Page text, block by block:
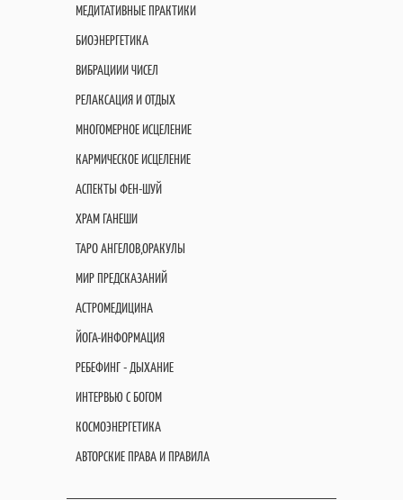
МЕДИТАТИВНЫЕ ПРАКТИКИ
БИОЭНЕРГЕТИКА
ВИБРАЦИИИ ЧИСЕЛ
РЕЛАКСАЦИЯ И ОТДЫХ
МНОГОМЕРНОЕ ИСЦЕЛЕНИЕ
КАРМИЧЕСКОЕ ИСЦЕЛЕНИЕ
АСПЕКТЫ ФЕН-ШУЙ
ХРАМ ГАНЕШИ
ТАРО АНГЕЛОВ,ОРАКУЛЫ
МИР ПРЕДСКАЗАНИЙ
АСТРОМЕДИЦИНА
ЙОГА-ИНФОРМАЦИЯ
РЕБЕФИНГ - ДЫХАНИЕ
ИНТЕРВЬЮ С БОГОМ
КОСМОЭНЕРГЕТИКА
АВТОРСКИЕ ПРАВА И ПРАВИЛА